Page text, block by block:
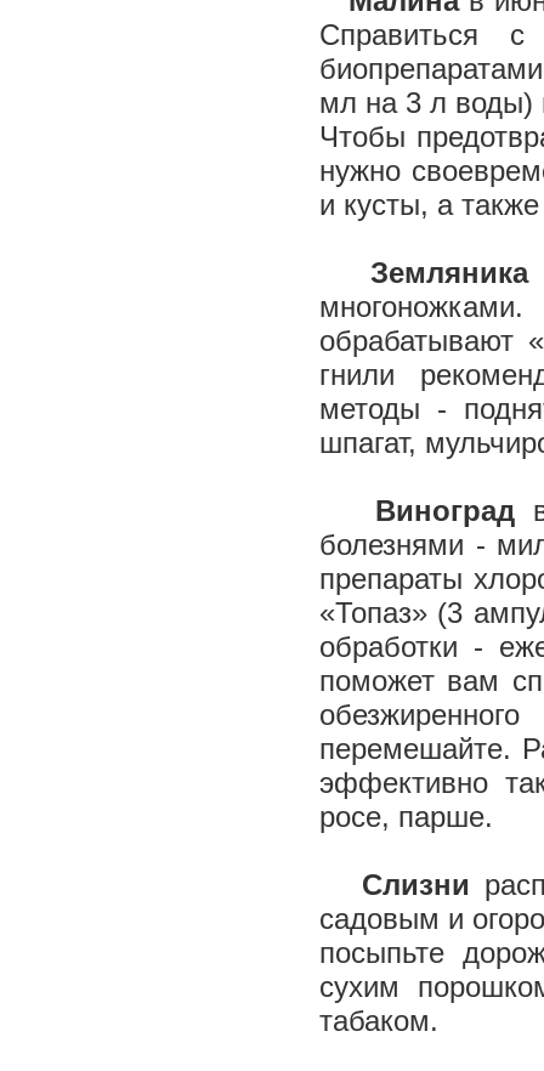
Справиться с
мл на 3 л воды)
Чтобы
нужно
и кусты, а
Земляника
обрабатывают
гнили
методы -
шпагат,
Виноградв
болезнями -
препараты
«Топаз» (3
обработки -
поможет вам
перемешайте.
эффективно
росе, парше.
Слизни
садовым и
посыпьте
сухим
табаком.